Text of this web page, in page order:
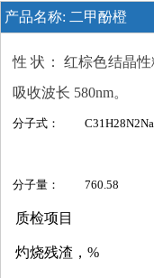
产品名称: 二甲酚橙
性 状： 红棕色结晶
吸收波长 580nm。
分子式：
分子量： 760.58
质检项目
灼烧残渣，%